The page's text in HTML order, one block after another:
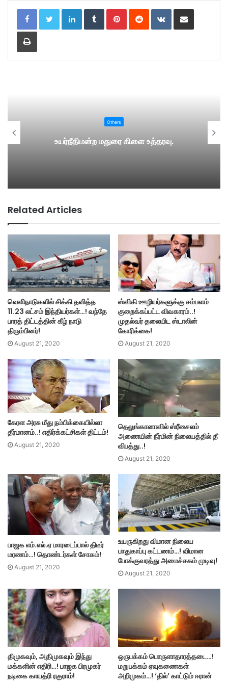
LinkedIn Tumblr Pinterest Reddit VKontakte
Print
Others
உயர்நீதிமன்ற மதுரை கிளை உத்தரவு.
Related Articles
வெளிநாடுகளில் சிக்கி தவித்த
11.23 லட்சம் இந்தியர்கள்…! வந்தே
பாரத் திட்டத்தின் கீழ் நாடு
திரும்பினர்!
August 21, 2020
ஸ்விகி ஊழியர்களுக்கு சம்பளம்
குறைக்கப்பட்ட விவகாரம்..!
முதல்வர் தலையிட ஸ்டாலின்
கோரிக்கை!
August 21, 2020
கேரள அரசு மீது நம்பிக்கையில்லா
தீர்மானம்..! எதிர்க்கட்சிகள் திட்டம்!
August 21, 2020
தெலுங்கானாவில் ஸ்ரீசைலம்
அணையின் நீர்மின் நிலையத்தில் தீ
விபத்து..!
August 21, 2020
பாஜக எம்.எல்.ஏ மாரடைப்பால் திடீர்
மரணம்…! தொண்டர்கள் சோகம்!
August 21, 2020
உயருகிறது விமான நிலைய
பாதுகாப்பு கட்டணம்…! விமான
போக்குவரத்து அமைச்சகம் முடிவு!
August 21, 2020
திமுகவும், அதிமுகவும் இந்து
மக்களின் எதிரி…! பாஜக பிரமுகர்
நடிகை காயத்ரி ரகுராம்!
ஒருபக்கம் பொருளாதாரத்தடை…!
மறுபக்கம் ஏவுகணைகள்
அறிமுகம்…! ‘தில்’ காட்டும் ஈரான்